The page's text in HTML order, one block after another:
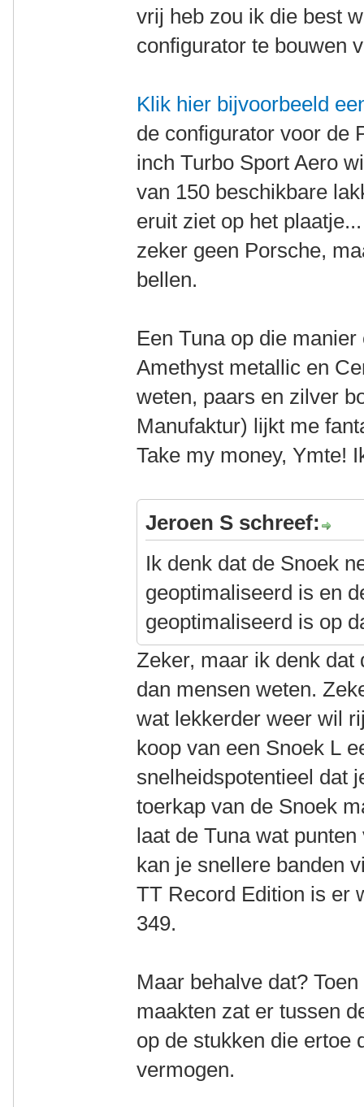
vrij heb zou ik die best
configurator te bouwen
Klik hier bijvoorbeeld
de configurator voor de
inch Turbo Sport Aero
van 150 beschikbare
eruit ziet op het
zeker geen Porsche,
bellen.
Een Tuna op die
Amethyst metallic en
weten, paars en zilver
Manufaktur) lijkt me
Take my money,
Jeroen S schreef:
Ik denk dat de Snoek
geoptimaliseerd is en
geoptimaliseerd is op
Zeker, maar ik denk
dan mensen weten.
wat lekkerder weer wil
koop van een Snoek L
snelheidspotentieel dat
toerkap van de Snoek
laat de Tuna wat
kan je snellere banden
TT Record Edition is er
349.
Maar behalve dat?
maakten zat er tussen
op de stukken die ertoe
vermogen.